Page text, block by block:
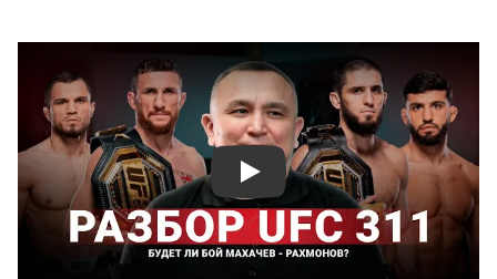
Смотреть видео YouTube